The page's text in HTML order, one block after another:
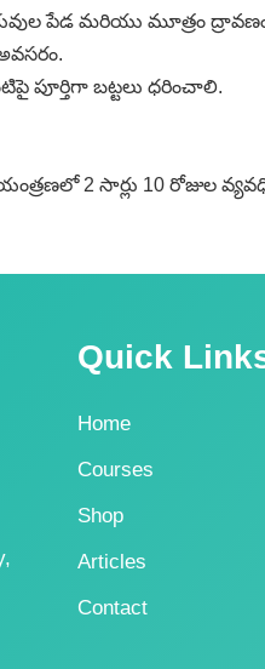
పేడ మరియు మూత్రం
పూర్తిగా బట్టలు ధరించాలి.
నియంత్రణలో 2 సార్లు 10 రోజుల
Quick
Home
Courses
Shop
Articles
Contact